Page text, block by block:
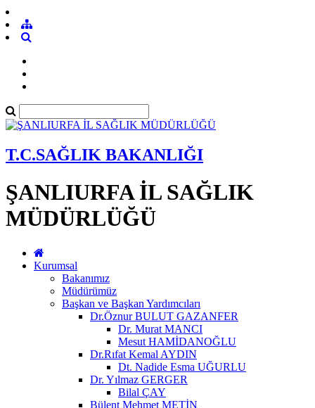
T.C.SAĞLIK BAKANLIĞI
ŞANLIURFA İL SAĞLIK
MÜDÜRLÜĞÜ
Kurumsal
Bakanımız
Müdürümüz
Başkan ve Başkan Yardımcıları
Dr.Öznur BULUT GAZANFER
Dr. Murat MANCI
Mesut HAMİDANOĞLU
Dr.Rıfat Kemal AYDIN
Dt. Nadide Esma UĞURLU
Dr. Yılmaz GERGER
Bilal ÇAY
Bülent Mehmet METİN